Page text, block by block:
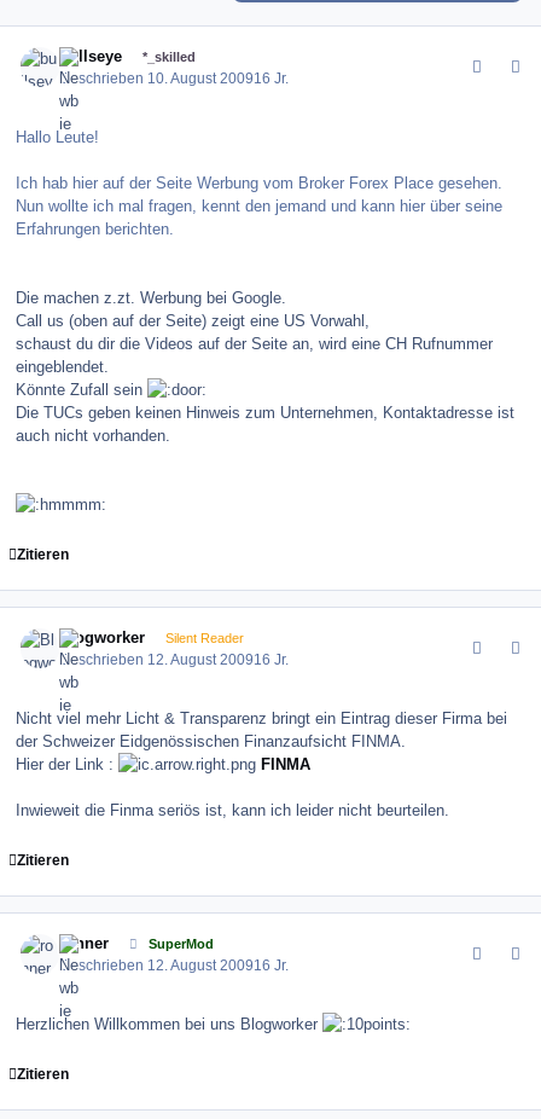
bullseye *_skilled
Geschrieben 10. August 200916 Jr.
Hallo Leute!
Ich hab hier auf der Seite Werbung vom Broker Forex Place gesehen.
Nun wollte ich mal fragen, kennt den jemand und kann hier über seine
Erfahrungen berichten.
Die machen z.zt. Werbung bei Google.
Call us (oben auf der Seite) zeigt eine US Vorwahl,
schaust du dir die Videos auf der Seite an, wird eine CH Rufnummer
eingeblendet.
Könnte Zufall sein
Die TUCs geben keinen Hinweis zum Unternehmen, Kontaktadresse ist
auch nicht vorhanden.
Zitieren
Blogworker Silent Reader
Geschrieben 12. August 200916 Jr.
Nicht viel mehr Licht & Transparenz bringt ein Eintrag dieser Firma bei
der Schweizer Eidgenössischen Finanzaufsicht FINMA.
Hier der Link :
FINMA
Inwieweit die Finma seriös ist, kann ich leider nicht beurteilen.
Zitieren
ronner SuperMod
Geschrieben 12. August 200916 Jr.
Herzlichen Willkommen bei uns Blogworker
Zitieren